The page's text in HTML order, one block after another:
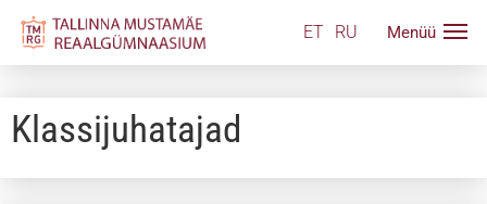
ET RU
Klassijuhatajad